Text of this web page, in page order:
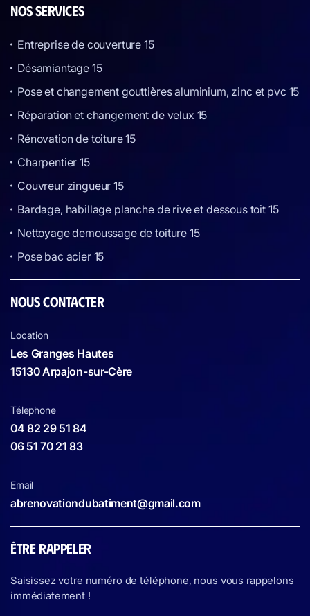
NOS SERVICES
Entreprise de couverture 15
Désamiantage 15
Pose et changement gouttières aluminium, zinc et pvc 15
Réparation et changement de velux 15
Rénovation de toiture 15
Charpentier 15
Couvreur zingueur 15
Bardage, habillage planche de rive et dessous toit 15
Nettoyage demoussage de toiture 15
Pose bac acier 15
NOUS CONTACTER
Location
Les Granges Hautes
15130 Arpajon-sur-Cère
Télephone
04 82 29 51 84
06 51 70 21 83
Email
abrenovationdubatiment@gmail.com
ÊTRE RAPPELER
Saisissez votre numéro de téléphone, nous vous rappelons
immédiatement !